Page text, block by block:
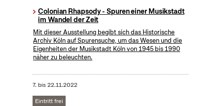
Colonian Rhapsody - Spuren einer Musikstadt
im Wandel der Zeit
Mit dieser Ausstellung begibt sich das Historische
Archiv Köln auf Spurensuche, um das Wesen und die
Eigenheiten der Musikstadt Köln von 1945 bis 1990
näher zu beleuchten.
7. bis22.11.2022
Eintritt frei